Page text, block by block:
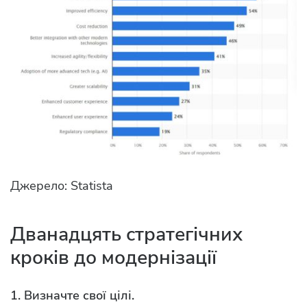
Джерело: Statista
Дванадцять стратегічних
кроків до модернізації
1. Визначте свої цілі.